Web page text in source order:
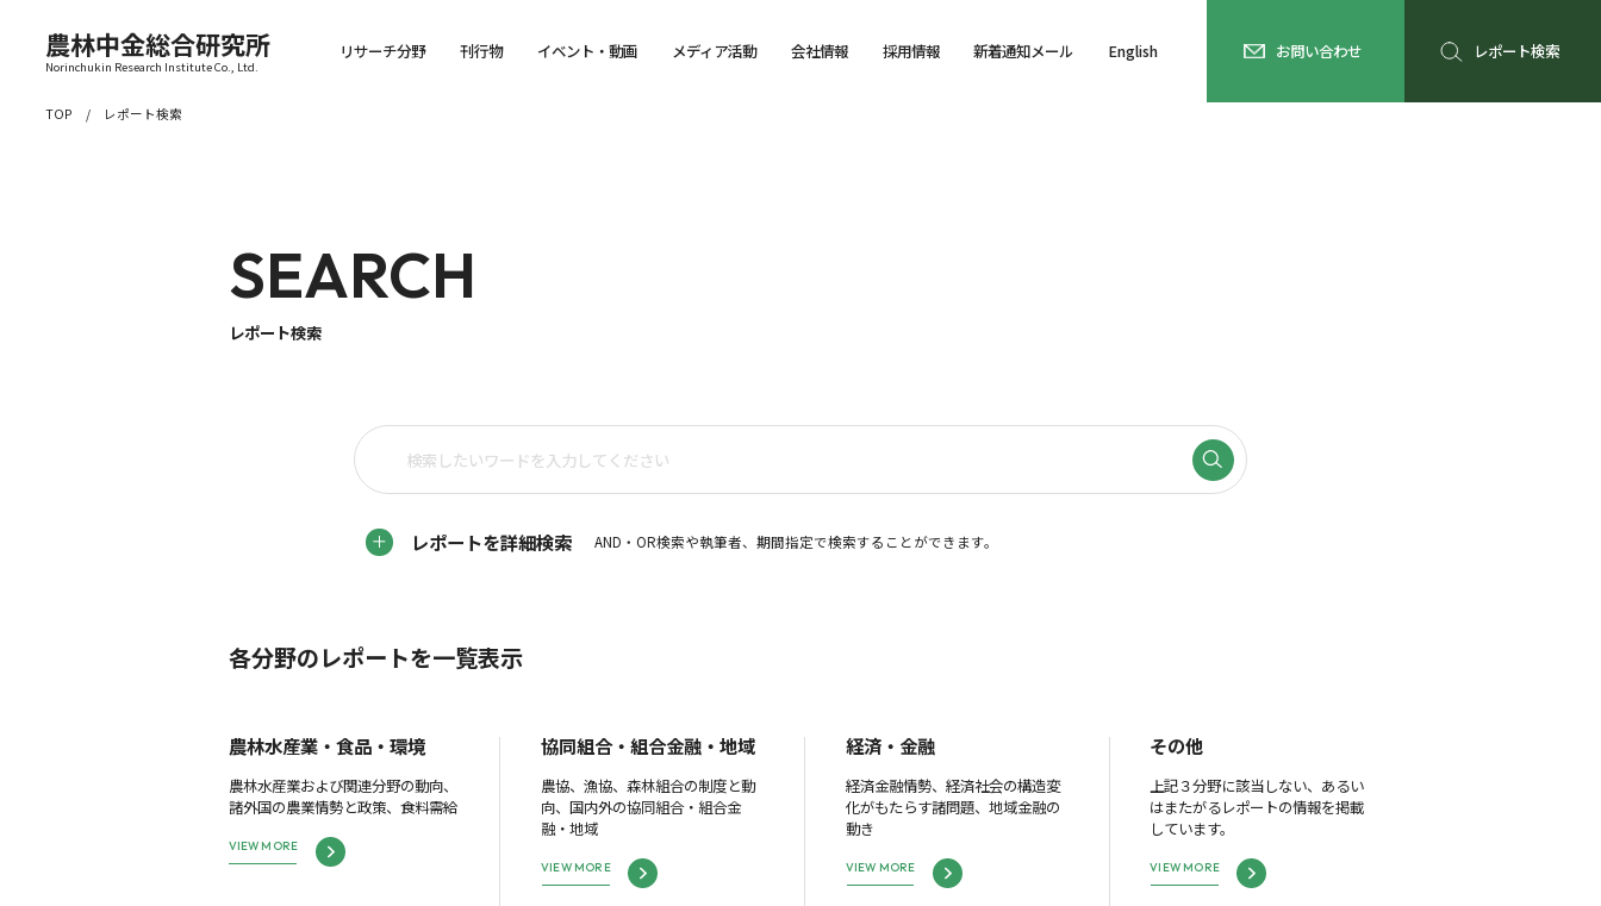
農林中金総合研究所
Norinchukin Research Institute Co., Ltd.
リサーチ分野 刊行物 イベント・動画 メディア活動 会社情報 採用情報 新着通知メール English お問い合わせ レポート検索
TOP レポート検索
SEARCH
レポート検索
レポートを詳細検索 AND・OR検索や執筆者、期間指定で検索することができます。
各分野のレポートを一覧表示
農林水産業・食品・環境
農林水産業および関連分野の動向、
諸外国の農業情勢と政策、食料需給
VIEW MORE
協同組合・組合金融・地域
農協、漁協、森林組合の制度と動
向、国内外の協同組合・組合金
融・地域
VIEW MORE
経済・金融
経済金融情勢、経済社会の構造変
化がもたらす諸問題、地域金融の
動き
VIEW MORE
その他
上記３分野に該当しない、あるい
はまたがるレポートの情報を掲載
しています。
VIEW MORE